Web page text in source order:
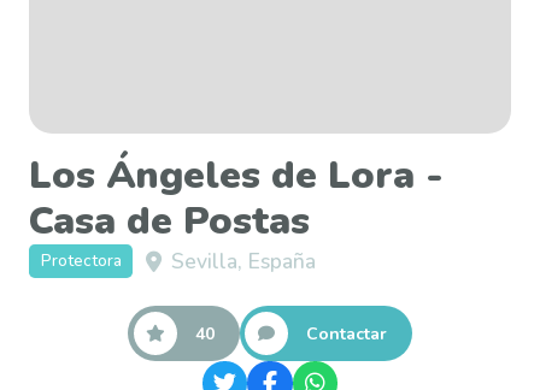
Los Ángeles de Lora -
Casa de Postas
Protectora Sevilla, España
40 Contactar